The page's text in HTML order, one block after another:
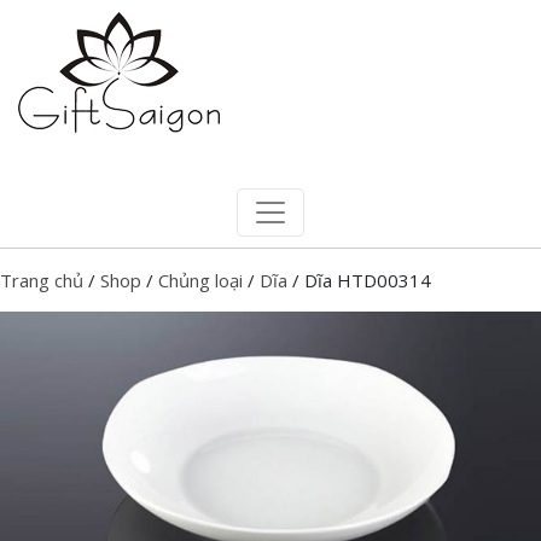
Trang chủ / Shop / Chủng loại / Dĩa / Dĩa HTD00314